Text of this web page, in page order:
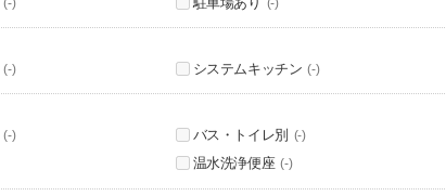
(-) (-)
(-) システムキッチン (-)
(-) バス・トイレ別 (-)
温水洗浄便座 (-)